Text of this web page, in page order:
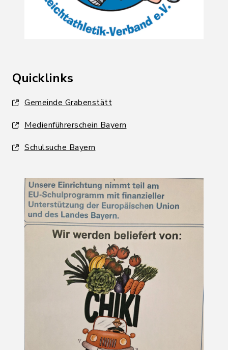
Quicklinks
Gemeinde Grabenstätt
Medienführerschein Bayern
Schulsuche Bayern